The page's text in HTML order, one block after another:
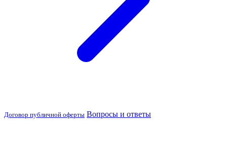
Договор публичной оферты Вопросы и ответы